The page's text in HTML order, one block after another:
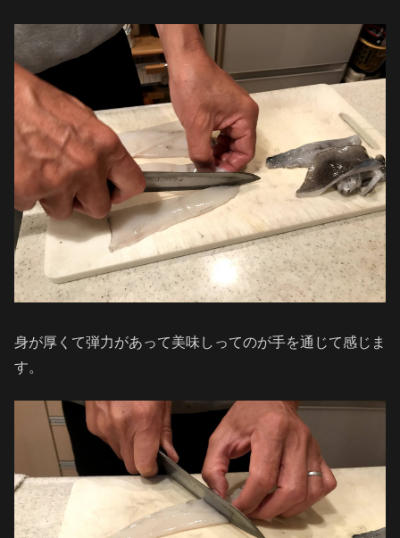
身が厚くて弾力があって美味しってのが手を通じて感じま
す。